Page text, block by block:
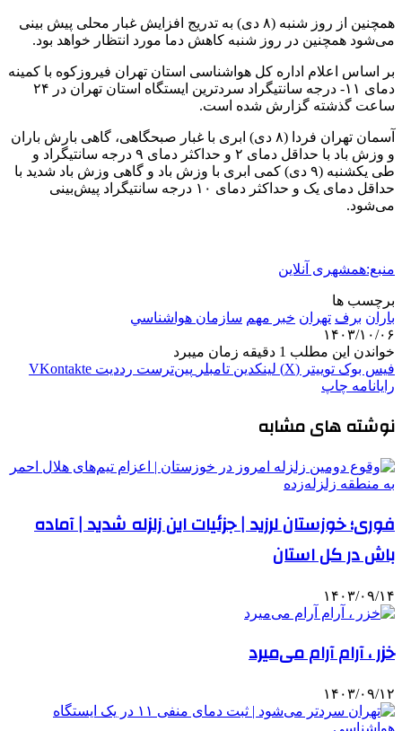
همچنین از روز شنبه (۸ دی) به تدریج افزایش غبار محلی پیش بینی
می‌شود همچنین در روز شنبه کاهش دما مورد انتظار خواهد بود.
بر اساس اعلام اداره کل هواشناسی استان تهران فیروزکوه با کمینه
دمای ۱۱- درجه سانتیگراد سردترین ایستگاه استان تهران در ۲۴
ساعت گذشته گزارش شده است.
آسمان تهران فردا (۸ دی) ابری با غبار صبحگاهی، گاهی بارش باران
و وزش باد با حداقل دمای ۲ و حداکثر دمای ۹ درجه سانتیگراد و
طی ‌یکشنبه (۹ دی) کمی ابری با وزش باد و گاهی وزش باد شدید با
حداقل دمای یک و حداکثر دمای ۱۰ درجه سانتیگراد پیش‌بینی
می‌شود.
منبع:همشهری آنلاین
برچسب ها
باران برف تهران خبر مهم سازمان هواشناسي
۱۴۰۳/۱۰/۰۶
خواندن این مطلب 1 دقیقه زمان میبرد
فیس بوک توییتر (X) لینکدین ‫تامبلر ‫پین‌ترست ‫رددیت ‫VKontakte
رایانامه چاپ
نوشته های مشابه
فوری؛ خوزستان لرزید | جزئیات این زلزله شدید | آماده
باش در کل استان
۱۴۰۳/۰۹/۱۴
خزر ، آرام آرام می‌میرد
۱۴۰۳/۰۹/۱۲